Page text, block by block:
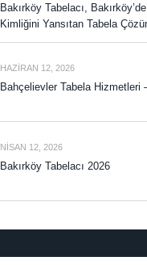
Bakırköy Tabelacı,
Kimliğini Yansıtan Tabela
HAZIRAN 12, 2026
Bahçelievler Tabela Hizmetleri
NISAN 12, 2026
Bakırköy Tabelacı 2026